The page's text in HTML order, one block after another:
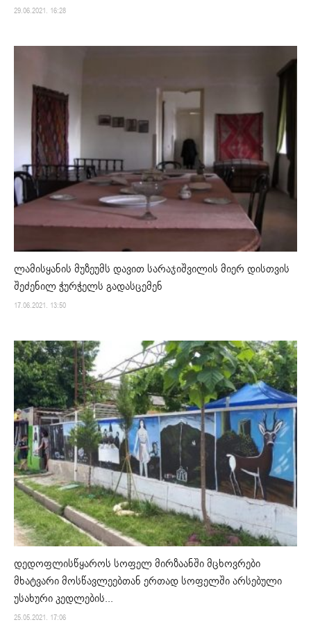
29.06.2021. 16:28
ლამისყანის მუზეუმს დავით სარაჯიშვილის მიერ დისთვის
შეძენილ ჭურჭელს გადასცემენ
17.06.2021. 13:50
დედოფლისწყაროს სოფელ მირზაანში მცხოვრები
მხატვარი მოსწავლეებთან ერთად სოფელში არსებული
უსახური კედლების...
25.05.2021. 17:06